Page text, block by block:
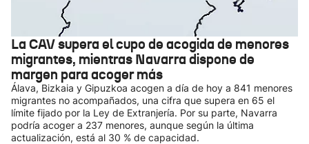
La CAV supera el cupo de acogida de menores
migrantes, mientras Navarra dispone de
margen para acoger más
Álava, Bizkaia y Gipuzkoa acogen a día de hoy a 841 menores
migrantes no acompañados, una cifra que supera en 65 el
límite fijado por la Ley de Extranjería. Por su parte, Navarra
podría acoger a 237 menores, aunque según la última
actualización, está al 30 % de capacidad.